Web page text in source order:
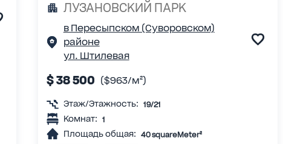
ЛУЗАНОВСКИЙ ПАРК
в Пересыпском (Суворовском)
районе
ул. Штилевая
$ 38 500 ($963/м²)
Этаж/Этажность: 19/21
Комнат: 1
Площадь общая: 40 squareMeter²